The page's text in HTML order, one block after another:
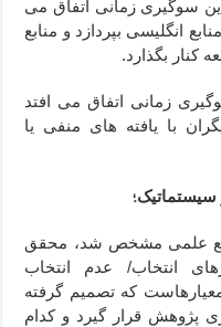
سوگیری زمانی اتفاق می
انگلیسی بپردازد و منابع
کنار بگذارد.
زمانی اتفاق می افتد
با یافته های منفی یا
؛
علمی مشخص شد، محقق
انتخاب/ عدم انتخاب
که تصمیم گرفته
پژوهش قرار گیرد و کدام